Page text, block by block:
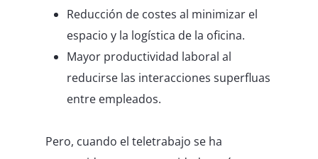
Reducción de costes al minimizar el
espacio y la logística de la oficina.
Mayor productividad laboral al
reducirse las interacciones superfluas
entre empleados.
Pero, cuando el teletrabajo se ha